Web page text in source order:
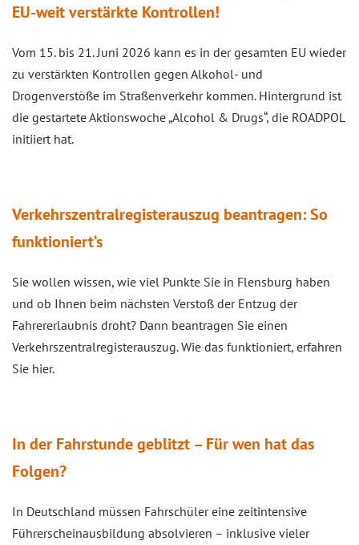
EU-weit verstärkte Kontrollen!
Vom 15. bis 21. Juni 2026 kann es in der gesamten EU wieder
zu verstärkten Kontrollen gegen Alkohol- und
Drogenverstöße im Straßenverkehr kommen. Hintergrund ist
die gestartete Aktionswoche „Alcohol & Drugs“, die ROADPOL
initiiert hat.
Verkehrszentralregisterauszug beantragen: So
funktioniert‘s
Sie wollen wissen, wie viel Punkte Sie in Flensburg haben
und ob Ihnen beim nächsten Verstoß der Entzug der
Fahrererlaubnis droht? Dann beantragen Sie einen
Verkehrszentralregisterauszug. Wie das funktioniert, erfahren
Sie hier.
In der Fahrstunde geblitzt – Für wen hat das
Folgen?
In Deutschland müssen Fahrschüler eine zeitintensive
Führerscheinausbildung absolvieren – inklusive vieler